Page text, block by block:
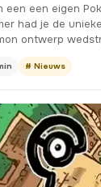
een een eigen
had je de
ontwerp
# Nieuws